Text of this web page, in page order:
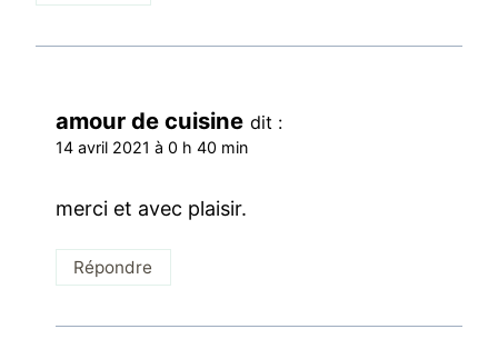
amour de cuisine dit :
14 avril 2021 à 0 h 40 min
merci et avec plaisir.
Répondre